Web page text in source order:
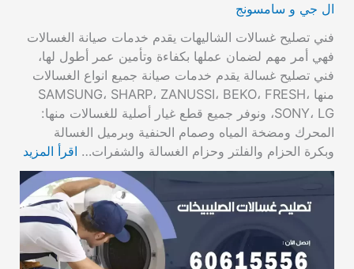
ال جي و سامسونج
فني تصليح غسالات الشاليهات يقدم خدمات صيانة الغسالات
فهي أمر مهم لضمان عملها بكفاءة وتأمين عمر أطول لها،
فني تصليح غسالة يقدم خدمات صيانة جميع انواع الغسالات
منها SAMSUNG، SHARP، ZANUSSI، BEKO، FRESH،
SONY، LG، ونوفر جميع قطع غيار أصلية للغسالات منها:
المحرك ومضخة المياه وصمام الحنفية وبرميل الغسالة
وبكرة الحزام والفلتر وحزام الغسالة والشفرات… اقرأ المزيد